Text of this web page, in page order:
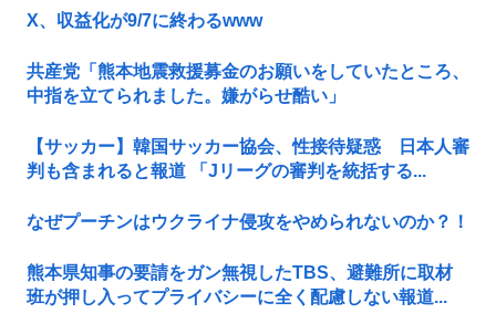
X、収益化が9/7に終わるwww
共産党「熊本地震救援募金のお願いをしていたところ、
中指を立てられました。嫌がらせ酷い」
【サッカー】韓国サッカー協会、性接待疑惑 日本人審
判も含まれると報道 「Jリーグの審判を統括する...
なぜプーチンはウクライナ侵攻をやめられないのか？！
熊本県知事の要請をガン無視したTBS、避難所に取材
班が押し入ってプライバシーに全く配慮しない報道...